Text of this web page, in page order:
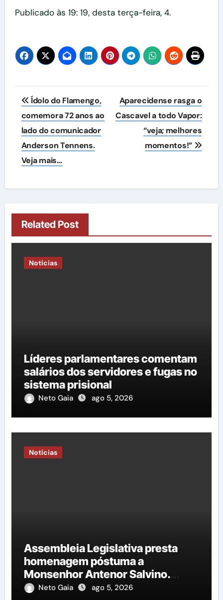
Publicado às 19: 19, desta terça-feira, 4.
Navegação
de
Post
Ídolo do Flamengo,
comemora 72 anos ao
lado do comunicador
Anderson Tennens.
Veja mais…
Aparecidense rasga o
Cascavel a todo Vapor:
“veja; melhores
momentos!”
Related Post
Notícias
Líderes parlamentares comentam
salários dos servidores e fugas no
sistema prisional
Neto Gaia ago 5, 2026
Notícias
Assembleia Legislativa presta
homenagem póstuma a
Monsenhor Antenor Salvino.
Saiba mais!
Neto Gaia ago 5, 2026